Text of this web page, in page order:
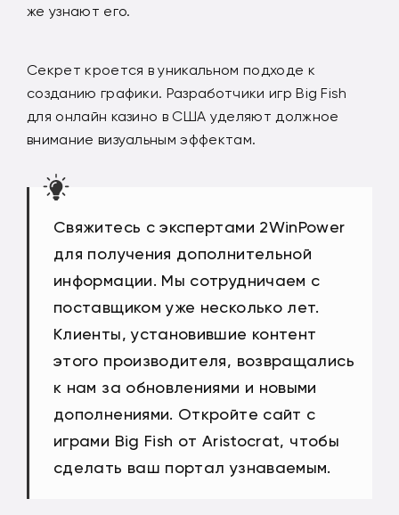
же узнают его.
Секрет кроется в уникальном подходе к
созданию графики. Разработчики игр Big Fish
для онлайн казино в США уделяют должное
внимание визуальным эффектам.
Свяжитесь с экспертами 2WinPower
для получения дополнительной
информации. Мы сотрудничаем с
поставщиком уже несколько лет.
Клиенты, установившие контент
этого производителя, возвращались
к нам за обновлениями и новыми
дополнениями. Откройте сайт с
играми Big Fish от Aristocrat, чтобы
сделать ваш портал узнаваемым.